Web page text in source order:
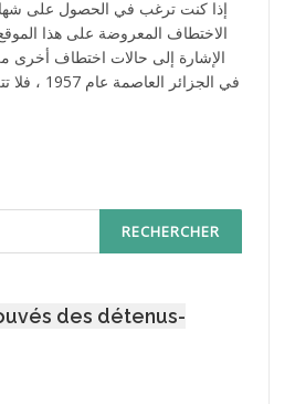
إذا كنت ترغب في الحصول على
الاختطاف المعروضة على هذا
الإشارة إلى حالات اختطاف
في الجزائر
des détenus-